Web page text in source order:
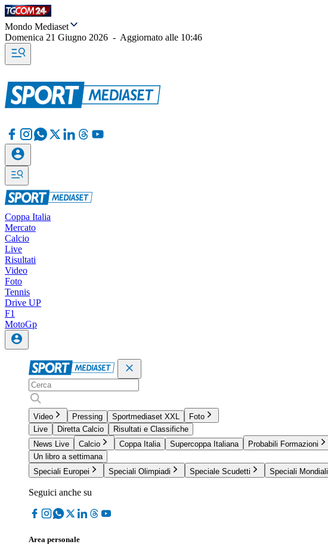
Mondo Mediaset
Domenica 21 Giugno 2026 - Aggiornato alle 10:46
Coppa Italia
Mercato
Calcio
Live
Risultati
Video
Foto
Tennis
Drive UP
F1
MotoGp
Video Pressing Sportmediaset XXL
Foto
Live
Diretta Calcio
Risultati e Classifiche
News Live
Calcio Coppa Italia Supercoppa Italiana Probabili Formazioni
Un libro a settimana
Speciali Europei
Speciali Olimpiadi Speciale Scudetti Speciali Mondiali
Seguici anche su
Area personale